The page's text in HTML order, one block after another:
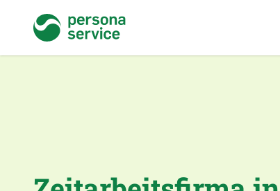
persona service